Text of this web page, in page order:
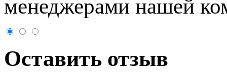
менеджерами нашей
Оставить отзыв